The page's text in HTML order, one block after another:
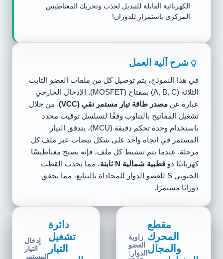
الكهربائية القابلة للتبديل لجذب وتحريك المغناطيس
المركزي باستمرار للدوران!
شرح آلية العمل
في هذا النموذج، يتم توصيل كل من ملفات العضو الثابت
الثلاثة (A, B, C) بمفتاح (MOSFET). الإدخال الخارجي
عبارة عن مصدر طاقة تيار مستمر نقي (VCC)
. من خلال
تشغيل المفاتيح بالتناوب وفقًا لتسلسل توقيت محدد
باستخدام وحدة تحكم دقيقة (MCU)، يتدفق التيار
المستمر في اتجاه واحد على شكل نبضات عبر ملف كل
مرحلة. عندما يتم تنشيط كل ملف، فإنه يصبح مغناطيسًا
كهربائيًا ذو قطبية شمالية N ثابتة
، مما يجذب القطب
الجنوبي S للعضو الدوار للمحاذاة بالتتابع، مما يحقق
دورانًا مستمرًا.
مقطع
المحرك
والمجال
زاوية
العضو
الدوار:
دائرة
تشغيل
التيار
إدخال
التيار
المستمر